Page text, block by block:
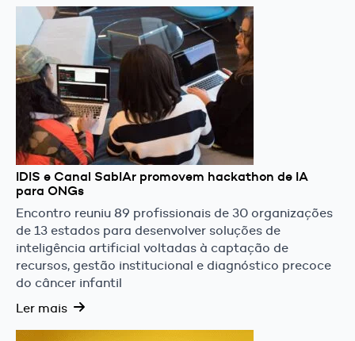
IDIS e Canal SabIAr promovem hackathon de IA
para ONGs
Encontro reuniu 89 profissionais de 30 organizações
de 13 estados para desenvolver soluções de
inteligência artificial voltadas à captação de
recursos, gestão institucional e diagnóstico precoce
do câncer infantil
Ler mais